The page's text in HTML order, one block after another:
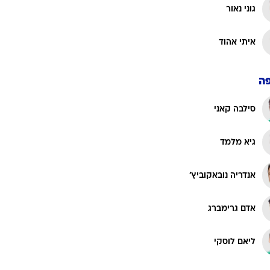
גוני נאור
איתי אהוד
סילבה קאני
גיא מלמד
אנדריה נובאקוביץ'
אדם גרימברג
ליאם לוסקי